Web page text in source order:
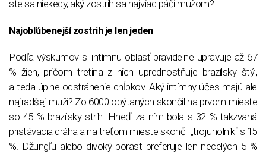
ste sa niekedy, aký zostrih sa najviac páči mužom?
Najobľúbenejší zostrih je len jeden
Podľa výskumov si intímnu oblasť pravidelne upravuje až 67
% žien, pričom tretina z nich uprednostňuje brazílsky štýl,
a teda úplne odstránenie chĺpkov. Aký intímny účes majú ale
najradšej muži? Zo 6000 opýtaných skončil na prvom mieste
so 45 % brazílsky strih. Hneď za ním bola s 32 % takzvaná
pristávacia dráha a na treťom mieste skončil „trojuholník“ s 15
%. Džungľu alebo divoký porast preferuje len necelých 5 %